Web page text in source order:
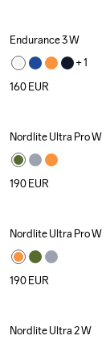
Endurance 3 W
+ 1
160EUR
Nordlite Ultra Pro W
190EUR
Nordlite Ultra Pro W
190EUR
Nordlite Ultra 2 W